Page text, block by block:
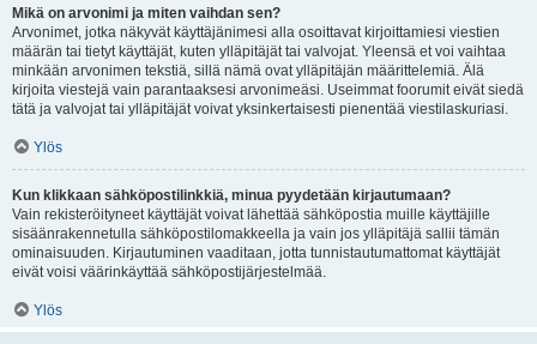
Mikä on arvonimi ja miten vaihdan sen?
Arvonimet, jotka näkyvät käyttäjänimesi alla osoittavat kirjoittamiesi viestien
määrän tai tietyt käyttäjät, kuten ylläpitäjät tai valvojat. Yleensä et voi vaihtaa
minkään arvonimen tekstiä, sillä nämä ovat ylläpitäjän määrittelemiä. Älä
kirjoita viestejä vain parantaaksesi arvonimeäsi. Useimmat foorumit eivät siedä
tätä ja valvojat tai ylläpitäjät voivat yksinkertaisesti pienentää viestilaskuriasi.
Ylös
Kun klikkaan sähköpostilinkkiä, minua pyydetään kirjautumaan?
Vain rekisteröityneet käyttäjät voivat lähettää sähköpostia muille käyttäjille
sisäänrakennetulla sähköpostilomakkeella ja vain jos ylläpitäjä sallii tämän
ominaisuuden. Kirjautuminen vaaditaan, jotta tunnistautumattomat käyttäjät
eivät voisi väärinkäyttää sähköpostijärjestelmää.
Ylös